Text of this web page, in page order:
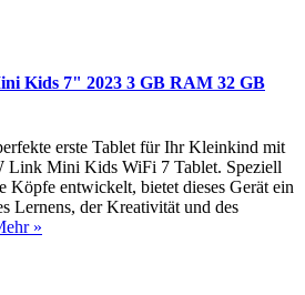
Kids 7" 2023 3 GB RAM 32 GB
erste Tablet für Ihr Kleinkind mit
Mini Kids WiFi 7 Tablet. Speziell
Köpfe entwickelt, bietet dieses Gerät ein
Lernens, der Kreativität und des
»